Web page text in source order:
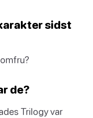
sidst
de?
Trilogy var